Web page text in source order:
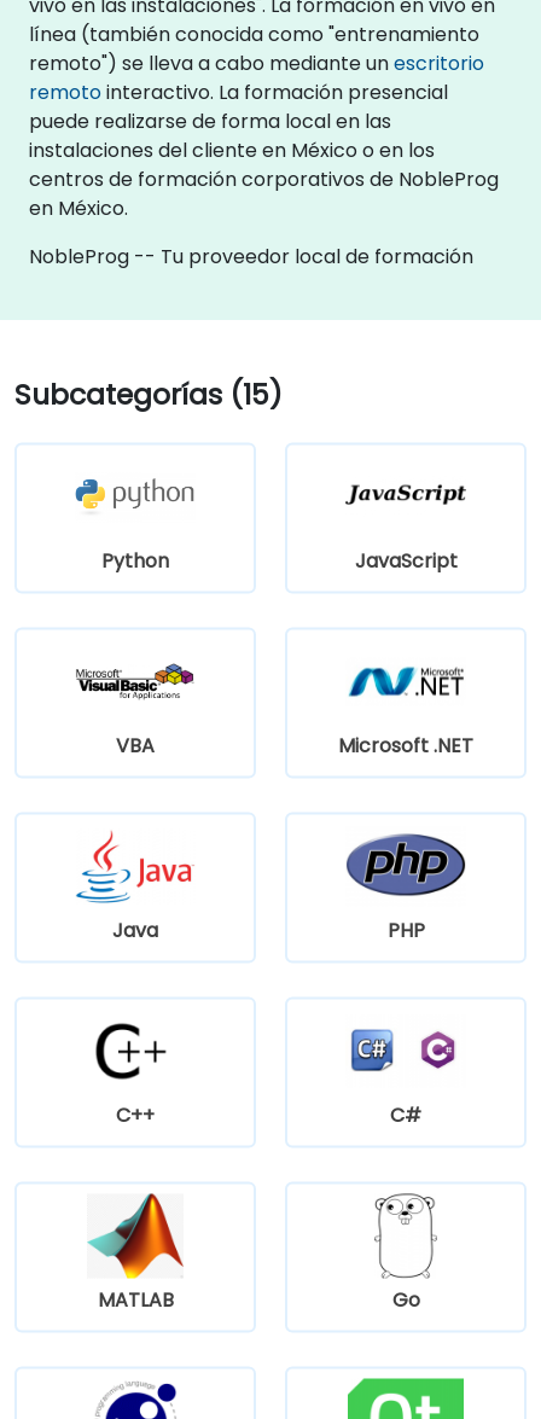
línea (también conocida como "entrenamiento
remoto") se lleva a cabo mediante unescritorio
remotointeractivo. La formación presencial
puede realizarse de forma local en las
instalaciones del cliente en México o en los
centros de formación corporativos de NobleProg
en México.
NobleProg -- Tu proveedor local de formación
Subcategorías (15)
Python JavaScript
VBA Microsoft .NET
Java PHP
C++ C#
MATLAB Go